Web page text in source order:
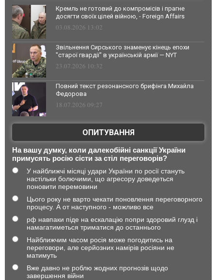
Кремль не готовий до компромісів і прагне
досягти своїх цілей війною, - Foreign Affairs
03.08.2026 13:02
Звільнення Сирського знаменує кінець епохи
"старої гвардії" в українській армії — NYT
23.07.2026 10:32
Повний текст резонансного брифінга Михайла
Федорова
18.07.2026 09:27
ОПИТУВАННЯ
На вашу думку, коли далекобійні санкції України
примусять росію сісти за стіл переговорів?
У найближчі місяці удари України по росії стануть
настільки болючими, що агресору доведеться
поновити перемовини
Цього року не варто чекати поновлення переговорного
процесу. А от наступного - можливо все
рф навпаки піде на ескалацію попри здоровий глузд і
намагатиметься триматися до останнього
Найближчим часом росія може погодитись на
переговори, але серйозних намірів росіяни не
матимуть
Вже давно не роблю жодних прогнозів щодо
завершення війни